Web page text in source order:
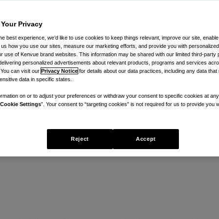
Adolfo Ruiz Cortínez 3720, Torre 1 Piso 3, C.P.
quiere que usted esté familiarizado con la forma en
nuestras prácticas en relación con la
Sitio Web o aplicación (incluyendo, por ejemplo,
Al proporcionarnos información personal a
Privacy
best experience, we’d like to use cookies to keep things relevant, improve our site,
how you use our sites, measure our marketing efforts, and provide you with
use of Kenvue brand websites. This information may be shared with our limited third-party
personalized advertisements about relevant products, programs and services
can visit our Privacy Notice for details about our data practices, including any data that
data in specific states.
on or to adjust your preferences or withdraw your consent to specific cookies at
Settings”. Your consent to “targeting cookies” is not required for us to provide you
Reject Accept